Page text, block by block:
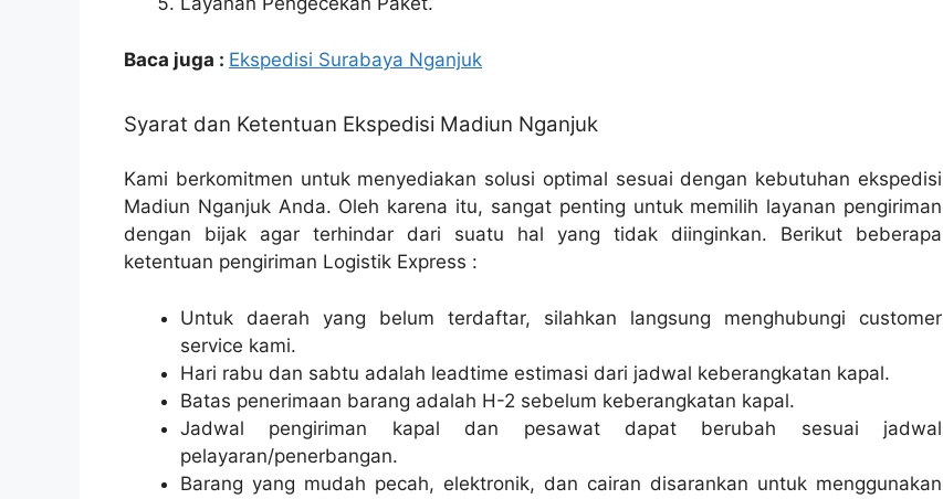
Baca juga : Ekspedisi Surabaya Nganjuk
Syarat dan Ketentuan Ekspedisi Madiun Nganjuk
Kami berkomitmen untuk menyediakan solusi optimal sesuai dengan kebutuhan ekspedisi
Madiun Nganjuk Anda. Oleh karena itu, sangat penting untuk memilih layanan pengiriman
dengan bijak agar terhindar dari suatu hal yang tidak diinginkan. Berikut beberapa
ketentuan pengiriman Logistik Express :
Untuk daerah yang belum terdaftar, silahkan langsung menghubungi customer
service kami.
Hari rabu dan sabtu adalah leadtime estimasi dari jadwal keberangkatan kapal.
Batas penerimaan barang adalah H-2 sebelum keberangkatan kapal.
Jadwal pengiriman kapal dan pesawat dapat berubah sesuai jadwal
pelayaran/penerbangan.
Barang yang mudah pecah, elektronik, dan cairan disarankan untuk menggunakan